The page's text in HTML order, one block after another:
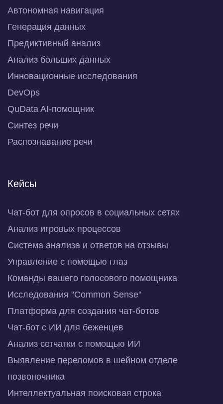
Автономная навигация
Генерация данных
Предиктивный анализ
Анализ больших данных
Инновационные исследования
DevOps
QuData AI-помощник
Синтез речи
Распознавание речи
Кейсы
Чат-бот для опросов в социальных сетях
Анализ игровых процессов
Система анализа и ответов на отзывы
Управление с помощью глаз
Команды вашего голосового помощника
Исследования "Common Sense"
Платформа для создания чат-ботов
Чат-бот с ИИ для беженцев
Анализ сетчатки с помощью ИИ
Выявление переломов в шейном отделе
позвоночника
Интеллектуальная поисковая строка